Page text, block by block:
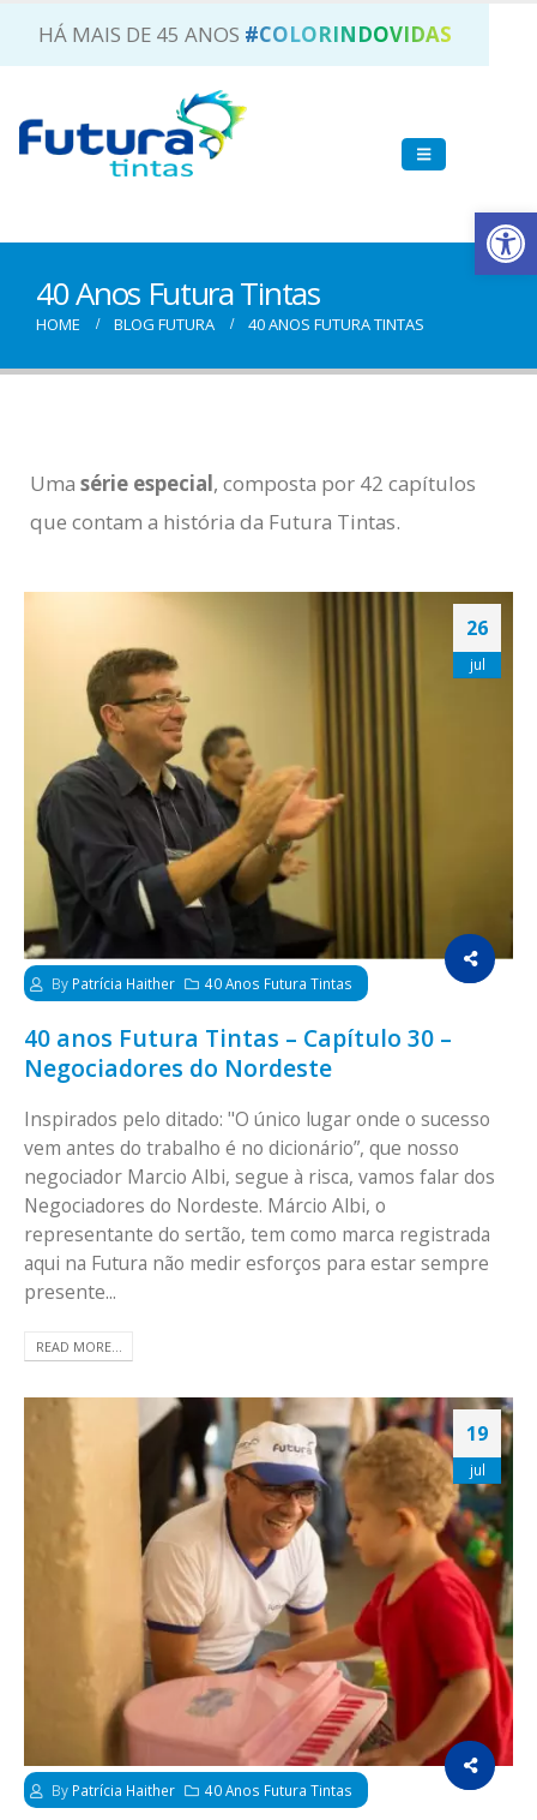
HÁ MAIS DE 45 ANOS #COLORINDOVIDAS
40 Anos Futura Tintas
HOME BLOG FUTURA 40 ANOS FUTURA TINTAS
Uma série especial, composta por 42 capítulos
que contam a história da Futura Tintas.
26
jul
By Patrícia Haither 40 Anos Futura Tintas
40 anos Futura Tintas – Capítulo 30 –
Negociadores do Nordeste
Inspirados pelo ditado: "O único lugar onde o sucesso
vem antes do trabalho é no dicionário”, que nosso
negociador Marcio Albi, segue à risca, vamos falar dos
Negociadores do Nordeste. Márcio Albi, o
representante do sertão, tem como marca registrada
aqui na Futura não medir esforços para estar sempre
presente...
READ MORE...
19
jul
By Patrícia Haither 40 Anos Futura Tintas